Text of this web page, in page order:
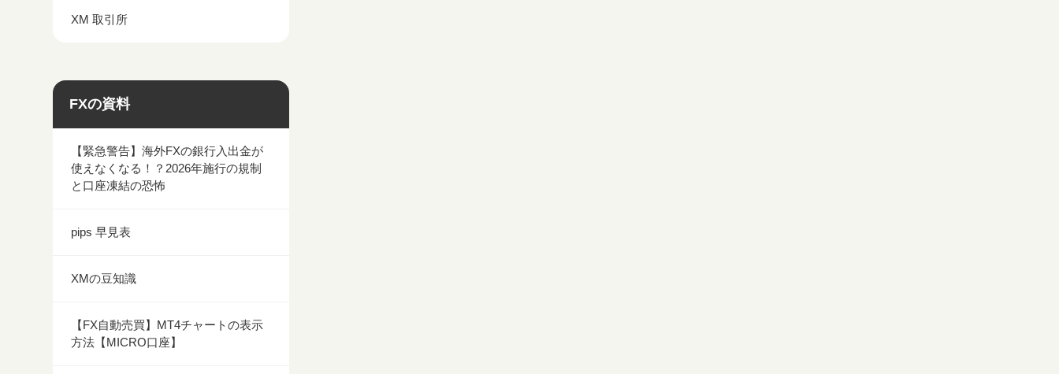
XM 取引所
FXの資料
【緊急警告】海外FXの銀行入出金が
使えなくなる！？2026年施行の規制
と口座凍結の恐怖
pips 早見表
XMの豆知識
【FX自動売買】MT4チャートの表示
方法【MICRO口座】